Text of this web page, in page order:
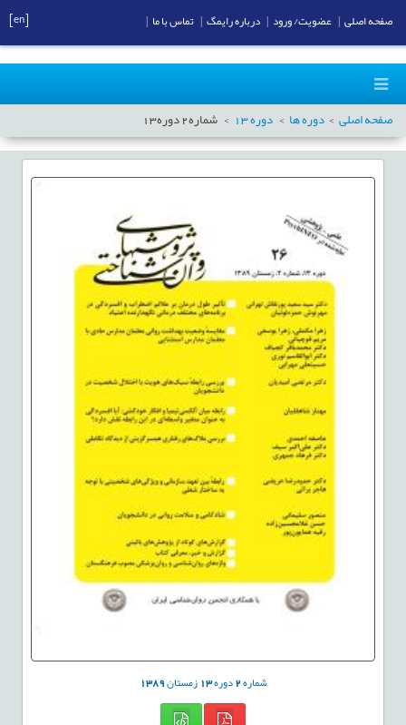
صفحه اصلی دوره ها دوره13 شماره2دوره13
شماره2دوره13زمستان1389
صفحه اصلی عضویت/ ورود درباره رایمگ تماس با ما